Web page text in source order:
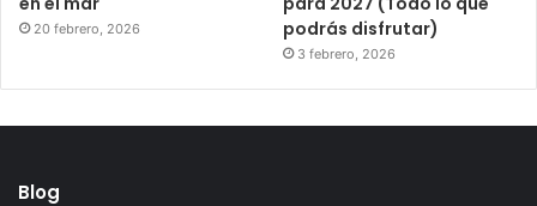
20 febrero, 2026
podrás disfrutar)
3 febrero, 2026
Blog